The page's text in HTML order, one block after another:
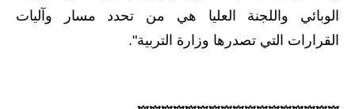
المرحلة الابتدائية
الوبائي واللجنة العليا هي من تحدد مسار وآليات
القرارات التي تصدرها وزارة التربية".